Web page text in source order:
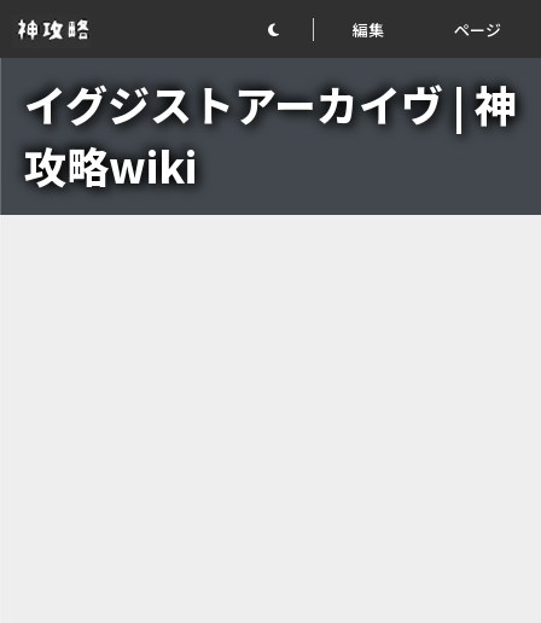
編集 ページ
イグジストアーカイヴ | 神
攻略wiki